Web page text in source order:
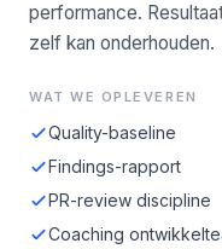
performance.
zelf kan onderhouden.
WAT WE OPLEVEREN
Quality-baseline
Findings-rapport
PR-review discipline
Coaching